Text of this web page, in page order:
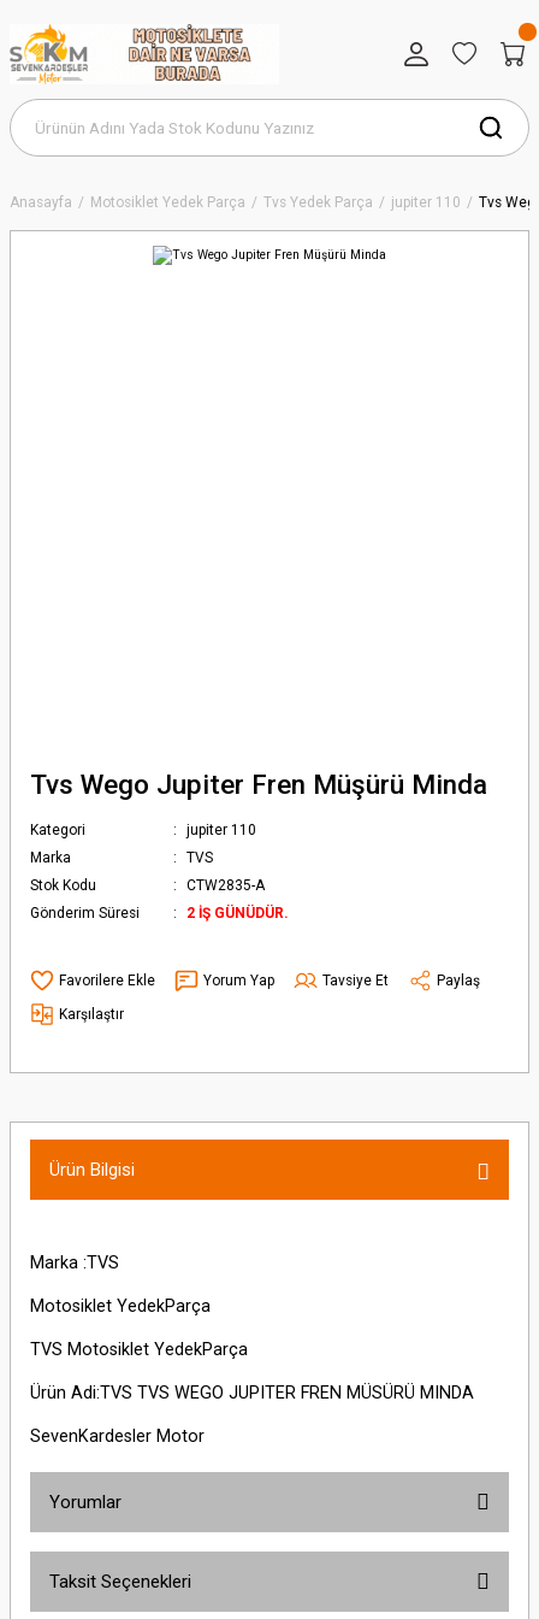
Anasayfa Motosiklet Yedek Parça Tvs Yedek Parça jupiter 110 Tvs
Tvs Wego Jupiter Fren Müşürü Minda
Kategori
jupiter 110
Marka
TVS
Stok Kodu
CTW2835-A
Gönderim Süresi
2 İŞ GÜNÜDÜR.
Yorum Yap Tavsiye Et
Paylaş
Karşılaştır
Ürün Bilgisi
Marka :TVS
Motosiklet YedekParça
TVS Motosiklet YedekParça
Ürün Adi:TVS TVS WEGO JUPITER FREN MÜSÜRÜ MINDA
SevenKardesler Motor
Yorumlar
Taksit Seçenekleri